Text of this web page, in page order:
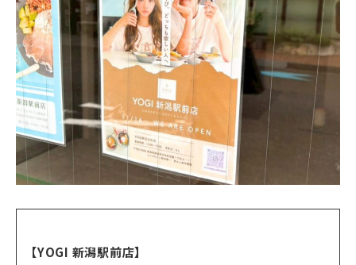
【YOGI 新潟駅前店】